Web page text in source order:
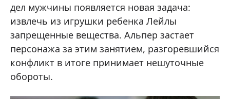
дел мужчины появляется новая задача:
извлечь из игрушки ребенка Лейлы
запрещенные вещества. Альпер застает
персонажа за этим занятием, разгоревшийся
конфликт в итоге принимает нешуточные
обороты.